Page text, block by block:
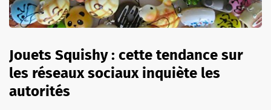
Jouets Squishy : cette tendance sur
les réseaux sociaux inquiète les
autorités